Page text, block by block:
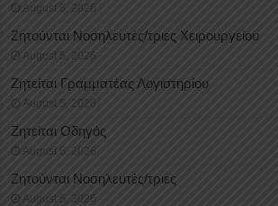
August 5, 2026
Ζητούνται Νοσηλευτές/τριες Χειρουργείου
August 5, 2026
Ζητείται Γραμματέας Λογιστηρίου
August 5, 2026
Ζητείται Οδηγός
August 5, 2026
Ζητούνται Νοσηλευτές/τριες
August 5, 2026